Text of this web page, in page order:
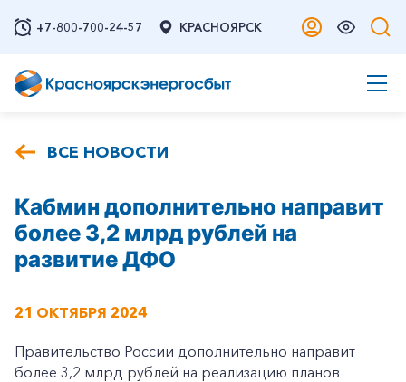
+7-800-700-24-57 КРАСНОЯРСК
ВСЕ НОВОСТИ
Кабмин дополнительно направит
более 3,2 млрд рублей на
развитие ДФО
21 ОКТЯБРЯ 2024
Правительство России дополнительно направит
более 3,2 млрд рублей на реализацию планов